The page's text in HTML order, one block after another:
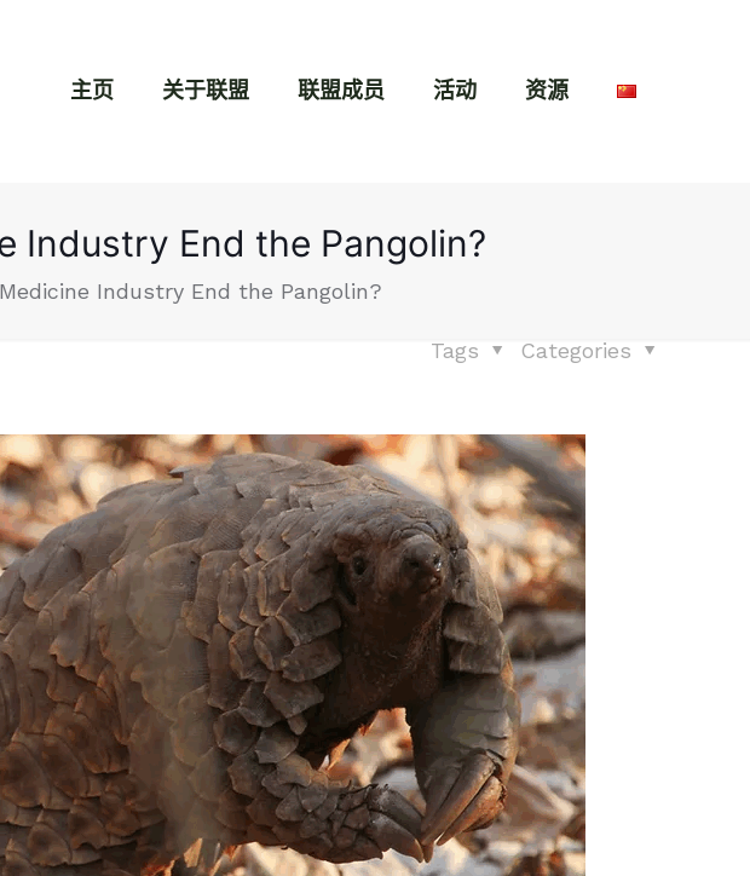
主页 关于联盟 联盟成员 活动 资源
Industry End the Pangolin?
Industry End the Pangolin?
Categories
Tags